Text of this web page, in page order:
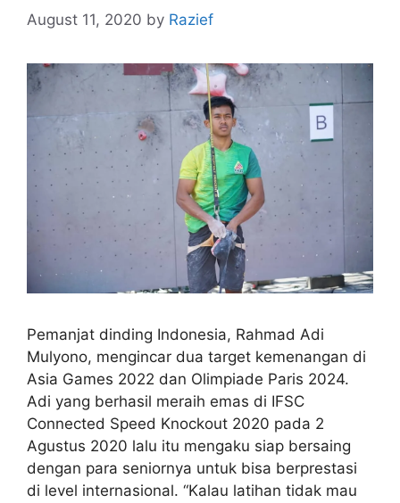
August 11, 2020 by Razief
Pemanjat dinding Indonesia, Rahmad Adi
Mulyono, mengincar dua target kemenangan di
Asia Games 2022 dan Olimpiade Paris 2024.
Adi yang berhasil meraih emas di IFSC
Connected Speed Knockout 2020 pada 2
Agustus 2020 lalu itu mengaku siap bersaing
dengan para seniornya untuk bisa berprestasi
di level internasional. “Kalau latihan tidak mau